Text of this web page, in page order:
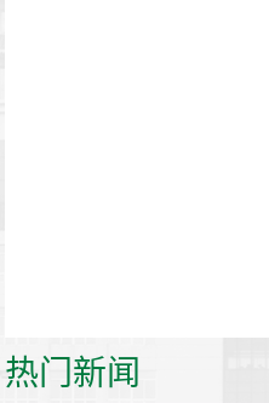
热门新闻